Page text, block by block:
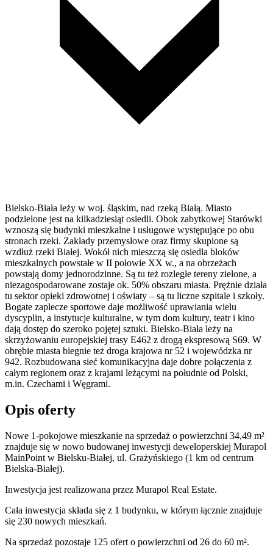
Bielsko-Biała leży w woj. śląskim, nad rzeką Białą. Miasto
podzielone jest na kilkadziesiąt osiedli. Obok zabytkowej Starówki
wznoszą się budynki mieszkalne i usługowe występujące po obu
stronach rzeki. Zakłady przemysłowe oraz firmy skupione są
wzdłuż rzeki Białej. Wokół nich mieszczą się osiedla bloków
mieszkalnych powstałe w II połowie XX w., a na obrzeżach
powstają domy jednorodzinne. Są tu też rozległe tereny zielone, a
niezagospodarowane zostaje ok. 50% obszaru miasta. Prężnie działa
tu sektor opieki zdrowotnej i oświaty – są tu liczne szpitale i szkoły.
Bogate zaplecze sportowe daje możliwość uprawiania wielu
dyscyplin, a instytucje kulturalne, w tym dom kultury, teatr i kino
dają dostęp do szeroko pojętej sztuki. Bielsko-Biała leży na
skrzyżowaniu europejskiej trasy E462 z drogą ekspresową S69. W
obrębie miasta biegnie też droga krajowa nr 52 i wojewódzka nr
942. Rozbudowana sieć komunikacyjna daje dobre połączenia z
całym regionem oraz z krajami leżącymi na południe od Polski,
m.in. Czechami i Węgrami.
Opis oferty
Nowe 1-pokojowe mieszkanie na sprzedaż o powierzchni 34,49 m²
znajduje się w nowo budowanej inwestycji deweloperskiej Murapol
MainPoint w Bielsku-Białej, ul. Grażyńskiego (1 km od centrum
Bielska-Białej).
Inwestycja jest realizowana przez Murapol Real Estate.
Cała inwestycja składa się z 1 budynku, w którym łącznie znajduje
się 230 nowych mieszkań.
Na sprzedaż pozostaje 125 ofert o powierzchni od 26 do 60 m².